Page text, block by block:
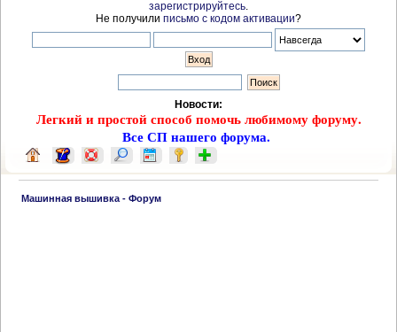
зарегистрируйтесь
Не получили письмо с кодом активации?
Новости:
Легкий и простой способ помочь любимому форуму.
Все СП нашего форума.
Машинная вышивка - Форум